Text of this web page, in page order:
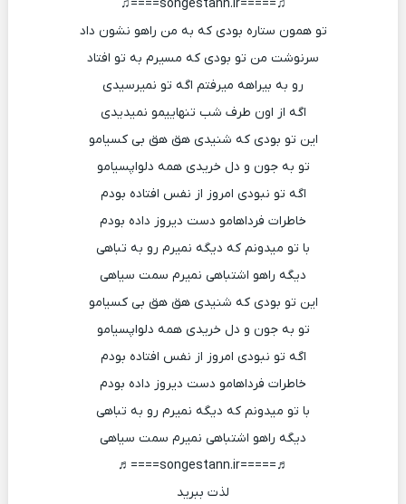
♫=====songestann.ir====♫
تو همون ستاره بودی که به من راهو نشون داد
سرنوشت من تو بودی که مسیرم به تو افتاد
رو به بیراهه میرفتم اگه تو نمیرسیدی
اگه از اون طرف شب تنهاییمو نمیدیدی
این تو بودی که شنیدی هق هق بی کسیامو
تو به جون و دل خریدی همه دلواپسیامو
اگه تو نبودی امروز از نفس افتاده بودم
خاطرات فرداهامو دست دیروز داده بودم
با تو میدونم که دیگه نمیرم رو به تباهی
دیگه راهو اشتباهی نمیرم سمت سیاهی
این تو بودی که شنیدی هق هق بی کسیامو
تو به جون و دل خریدی همه دلواپسیامو
اگه تو نبودی امروز از نفس افتاده بودم
خاطرات فرداهامو دست دیروز داده بودم
با تو میدونم که دیگه نمیرم رو به تباهی
دیگه راهو اشتباهی نمیرم سمت سیاهی
♬=====songestann.ir====♬
لذت ببرید